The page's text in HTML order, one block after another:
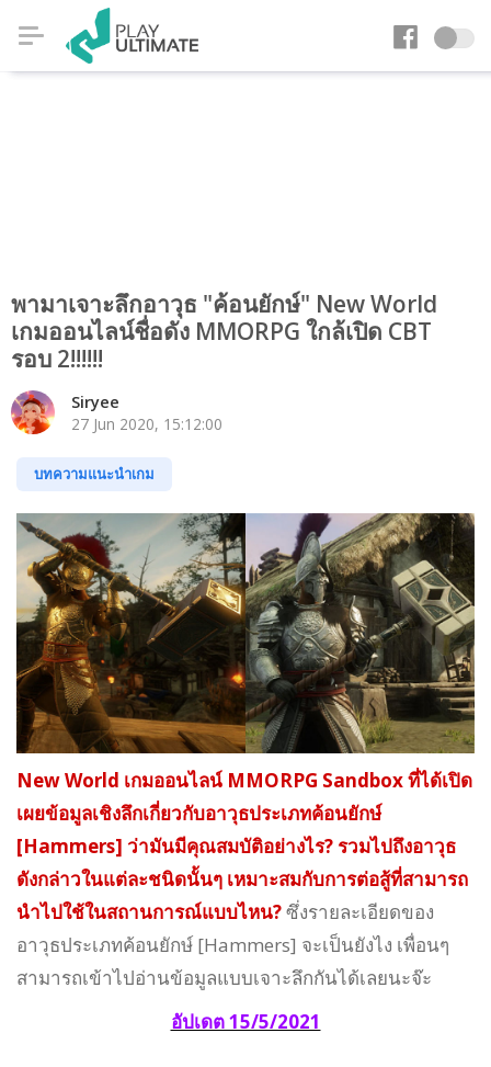
พามาเจาะลึกอาวุธ "ค้อนยักษ์" New World
เกมออนไลน์ชื่อดัง MMORPG ใกล้เปิด CBT
รอบ 2!!!!!!
Siryee
27 Jun 2020, 15:12:00
บทความแนะนำเกม
New World เกมออนไลน์ MMORPG Sandbox ที่ได้เปิด
เผยข้อมูลเชิงลึกเกี่ยวกับอาวุธประเภทค้อนยักษ์
[Hammers] ว่ามันมีคุณสมบัติอย่างไร? รวมไปถึงอาวุธ
ดังกล่าวในแต่ละชนิดนั้นๆ เหมาะสมกับการต่อสู้ที่สามารถ
นำไปใช้ในสถานการณ์แบบไหน?ซึ่งรายละเอียดของ
อาวุธประเภทค้อนยักษ์ [Hammers] จะเป็นยังไง เพื่อนๆ
สามารถเข้าไปอ่านข้อมูลแบบเจาะลึกกันได้เลยนะจ๊ะ
อัปเดต 15/5/2021